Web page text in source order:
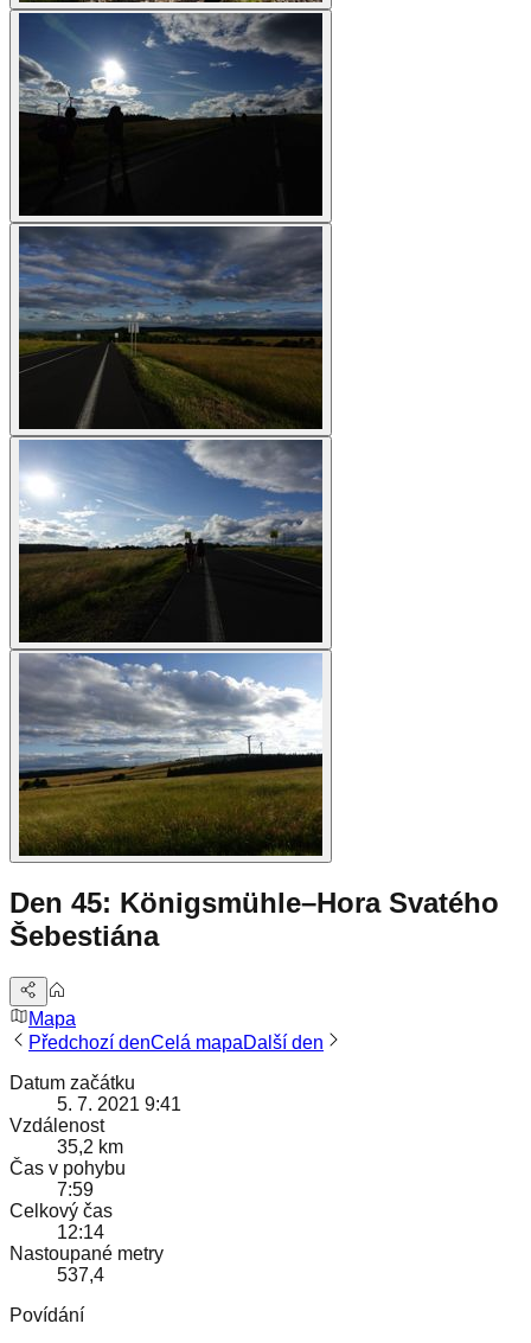
Den 45: Königsmühle–Hora Svatého
Šebestiána
Mapa
Předchozí denCelá mapaDalší den
Datum začátku
5. 7. 2021 9:41
Vzdálenost
35,2 km
Čas v pohybu
7:59
Celkový čas
12:14
Nastoupané metry
537,4
Povídání